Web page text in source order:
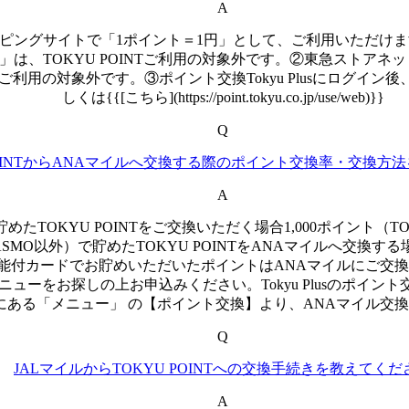
A
ングサイトで「1ポイント＝1円」として、ご利用いただ
は、TOKYU POINTご利用の対象外です。②東急ストアネ
用の対象外です。③ポイント交換Tokyu Plusにログイン
しくは{{[こちら](https://point.tokyu.co.jp/use/web)}}
Q
からANAマイルへ交換する際のポイント交換率・交換方
A
たTOKYU POINTをご交換いただく場合1,000ポイント（
以外）で貯めたTOKYU POINTをANAマイルへ交換す
カードでお貯めいただいたポイントはANAマイルにご交
ーをお探しの上お申込みください。Tokyu Plusのポイント
る「メニュー」 の【ポイント交換】より、ANAマイル交
Q
JALマイルからTOKYU POINTへの交換手続きを教えてくだ
A